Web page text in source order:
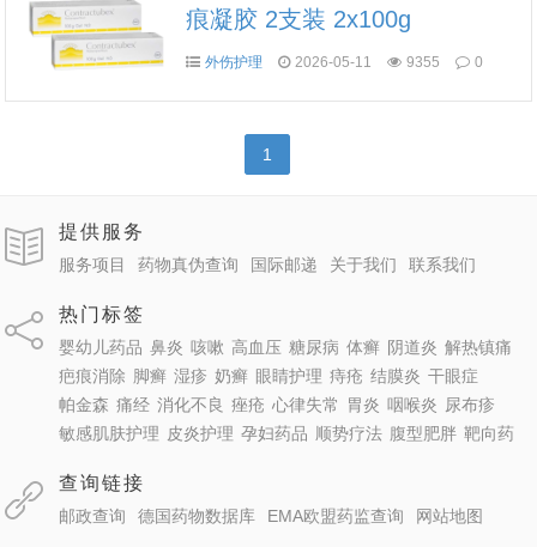
痕凝胶 2支装 2x100g
外伤护理 2026-05-11 9355 0
1
提供服务
服务项目 药物真伪查询 国际邮递 关于我们 联系我们
热门标签
婴幼儿药品 鼻炎 咳嗽 高血压 糖尿病 体癣 阴道炎 解热镇痛
疤痕消除 脚癣 湿疹 奶癣 眼睛护理 痔疮 结膜炎 干眼症
帕金森 痛经 消化不良 痤疮 心律失常 胃炎 咽喉炎 尿布疹
敏感肌肤护理 皮炎护理 孕妇药品 顺势疗法 腹型肥胖 靶向药
查询链接
邮政查询 德国药物数据库 EMA欧盟药监查询 网站地图